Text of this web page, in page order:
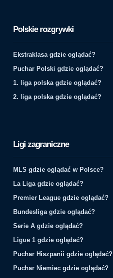
Polskie rozgrywki
Ekstraklasa gdzie oglądać?
Puchar Polski gdzie oglądać?
1. liga polska gdzie oglądać?
2. liga polska gdzie oglądać?
Ligi zagraniczne
MLS gdzie oglądać w Polsce?
La Liga gdzie oglądać?
Premier League gdzie oglądać?
Bundesliga gdzie oglądać?
Serie A gdzie oglądać?
Ligue 1 gdzie oglądać?
Puchar Hiszpanii gdzie oglądać?
Puchar Niemiec gdzie oglądać?